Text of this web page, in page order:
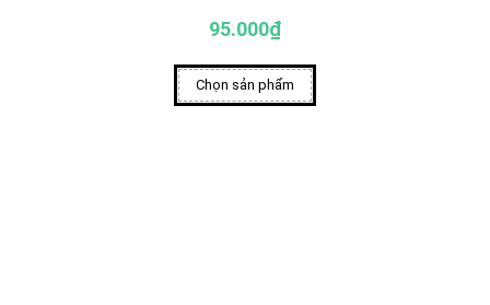
95.000₫
Chọn sản phẩm